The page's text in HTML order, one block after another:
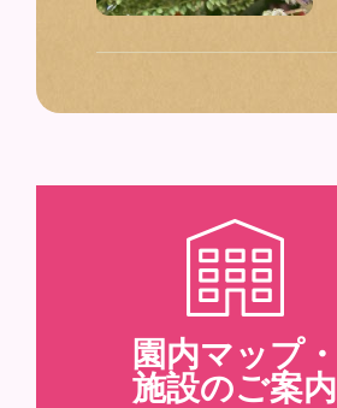
園内マップ・
施設のご案内